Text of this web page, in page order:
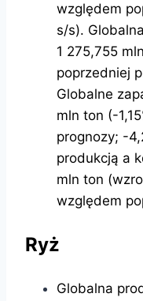
względem
s/s).
1 275,755
poprzedniej
Globalne
mln ton (-
prognozy; -
produkcją a
mln ton
względem
Ryż
Globalna